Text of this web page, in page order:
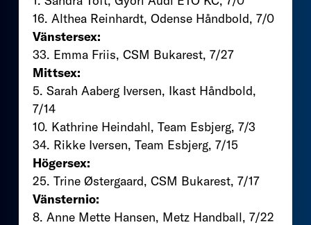
16. Althea Reinhardt, Odense Håndbold, 7/0
Vänstersex:
33. Emma Friis, CSM Bukarest, 7/27
Mittsex:
5. Sarah Aaberg Iversen, Ikast Håndbold,
7/14
10. Kathrine Heindahl, Team Esbjerg, 7/3
34. Rikke Iversen, Team Esbjerg, 7/15
Högersex:
25. Trine Østergaard, CSM Bukarest, 7/17
Vänsternio:
8. Anne Mette Hansen, Metz Handball, 7/22